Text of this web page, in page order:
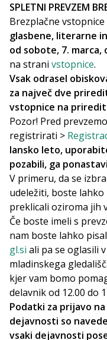
SPLETNI PREVZEM
Brezplačne vstopnice
glasbene, literarne
od sobote, 7. marca,
na strani vstopnice.
Vsak odrasel
za največ dve
vstopnice na
Pozor! Pred
registrirati >
lansko leto,
pozabili, ga
V primeru, da se
udeležiti, boste
preklicali oziroma jih
Če boste imeli s
nam boste lahko
gl.si ali pa se oglasili
mladinskega
kjer vam bomo
delavnik od 12.00 do
Podatki za prijavo
dejavnosti so
vsaki dejavnosti